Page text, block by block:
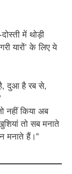
में थोड़ी
यारों’ के लिए ये
है, दुआ है रब से,
नहीं किया अब
तो सब मनाते
मनाते हैं।”